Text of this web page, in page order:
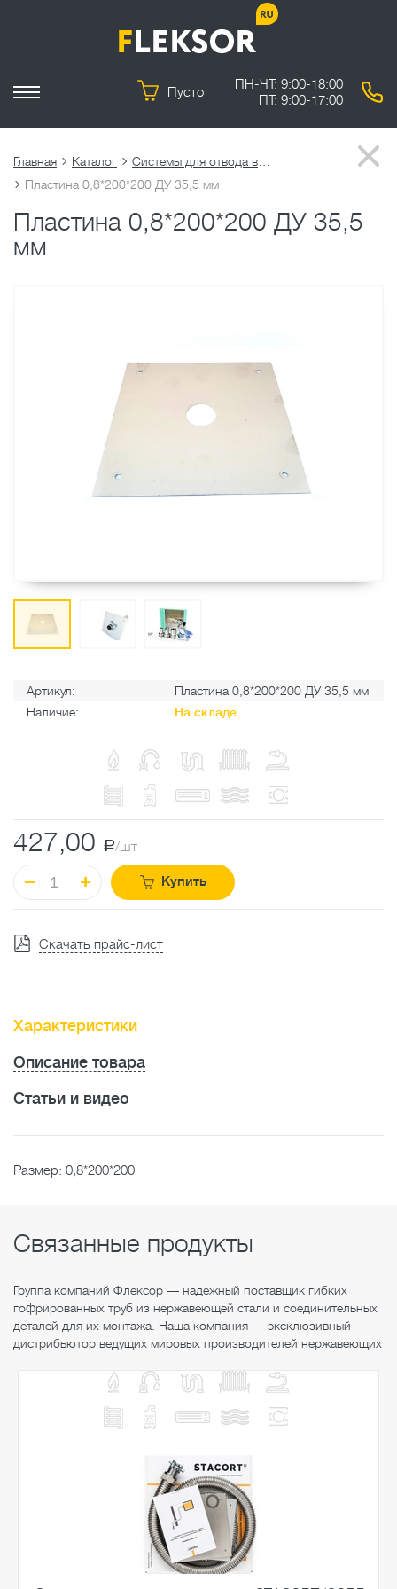
Пусто
ПН-ЧТ: 9:00-18:00
ПТ: 9:00-17:00
Главная Каталог
Пластина 0,8*200*200 ДУ 35,5 мм
Пластина 0,8*200*200 ДУ 35,5
мм
Артикул:
Пластина 0,8*200*200 ДУ 35,5 мм
Наличие:
На складе
427,00 a/шт
Купить
Скачать прайс-лист
Характеристики
Описание товара
Статьи и видео
Размер: 0,8*200*200
Связанные продукты
Группа компаний Флексор — надежный поставщик гибких
гофрированных труб из нержавеющей стали и соединительных
деталей для их монтажа. Наша компания — эксклюзивный
дистрибьютор ведущих мировых производителей нержавеющих